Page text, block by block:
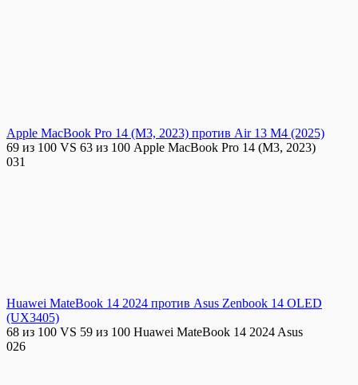
Apple MacBook Pro 14 (M3, 2023) против Air 13 M4 (2025)
69 из 100 VS 63 из 100 Apple MacBook Pro 14 (M3, 2023)
031
Huawei MateBook 14 2024 против Asus Zenbook 14 OLED
(UX3405)
68 из 100 VS 59 из 100 Huawei MateBook 14 2024 Asus
026